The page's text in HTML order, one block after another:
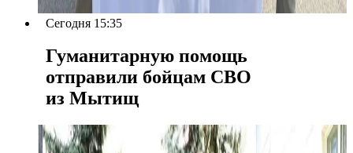
Сегодня 15:35
Гуманитарную помощь
отправили бойцам СВО
из Мытищ